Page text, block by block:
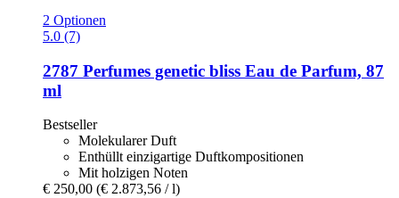
2 Optionen
5.0 (7)
2787 Perfumes genetic bliss Eau de Parfum, 87
ml
Bestseller
Molekularer Duft
Enthüllt einzigartige Duftkompositionen
Mit holzigen Noten
€ 250,00 (€ 2.873,56 / l)